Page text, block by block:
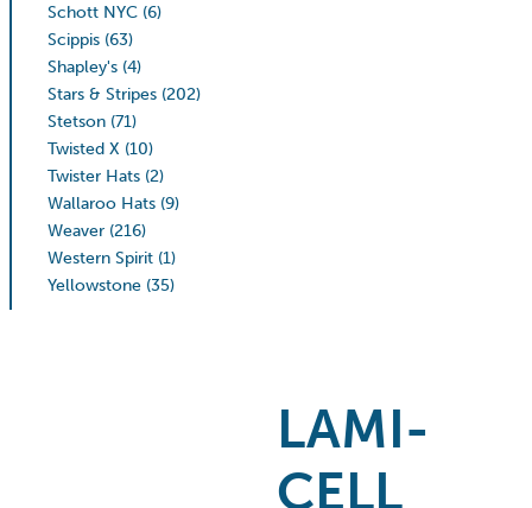
Schott NYC (6)
Scippis (63)
Shapley's (4)
Stars & Stripes (202)
Stetson (71)
Twisted X (10)
Twister Hats (2)
Wallaroo Hats (9)
Weaver (216)
Western Spirit (1)
Yellowstone (35)
LAMI-
CELL